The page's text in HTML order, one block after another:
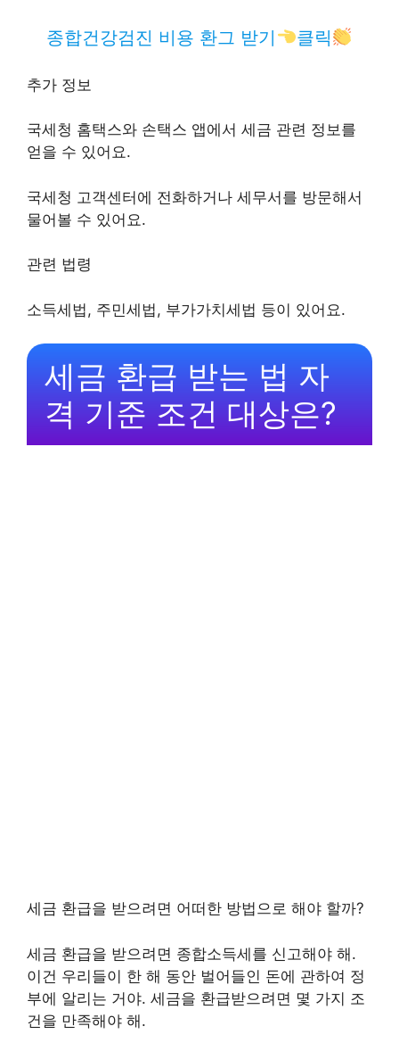
종합건강검진 비용 환그 받기 클릭
추가 정보
국세청 홈택스와 손택스 앱에서 세금 관련 정보를
얻을 수 있어요.
국세청 고객센터에 전화하거나 세무서를 방문해서
물어볼 수 있어요.
관련 법령
소득세법, 주민세법, 부가가치세법 등이 있어요.
세금 환급 받는 법 자
격 기준 조건 대상은?
세금 환급을 받으려면 어떠한 방법으로 해야 할까?
세금 환급을 받으려면 종합소득세를 신고해야 해.
이건 우리들이 한 해 동안 벌어들인 돈에 관하여 정
부에 알리는 거야. 세금을 환급받으려면 몇 가지 조
건을 만족해야 해.